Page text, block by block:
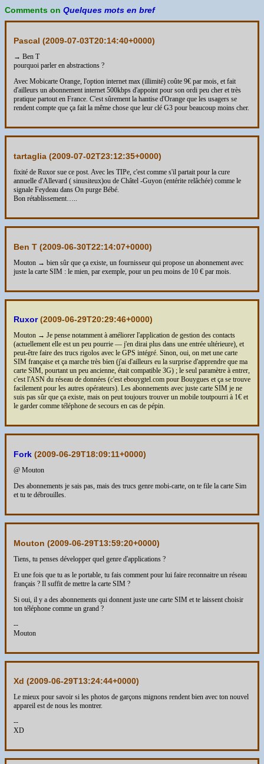
Comments on Quelques mots en bref
Pascal (2009-07-03T20:14:40+0000)
→ Ben T
pourquoi parler en abstractions ?
Avec Mobicarte Orange, l'option internet max (illimité) coûte 9€ par mois, et fait
d'ailleurs un abonnement internet 500kbps d'appoint pour son ordi peu cher et très
pratique partout en France. C'est sûrement la hantise d'Orange que les usagers se
rendent compte que ça fait la même chose que leur clé G3 pour beaucoup moins cher.
tartaglia (2009-07-02T23:12:35+0000)
fixité de Ruxor sue ce post. Avec les TIPe, c'est comme s'il partait pour la cure
annuelle d'Allevard ( sinusiteux)ou de Châtel -Guyon (entérite relâchée) comme le
signale Feydeau dans On purge Bébé.
Bon rétablissement…..
Ben T (2009-06-30T22:14:07+0000)
Mouton → bien sûr que ça existe, un fournisseur qui propose un abonnement avec
juste la carte SIM : le mien, par exemple, pour un peu moins de 10 € par mois.
Ruxor(2009-06-29T20:29:46+0000)
Mouton → Je pense notamment à améliorer l'application de gestion des contacts
(actuellement elle est un peu pourrie — j'en dirai plus dans une entrée ultérieure), et
peut-être faire des trucs rigolos avec le GPS intégré. Sinon, oui, on met une carte
SIM française et ça marche très bien (j'ai d'ailleurs eu la surprise d'apprendre que ma
carte SIM, pourtant un peu ancienne, était compatible 3G) ; le seul paramètre à entrer,
c'est l'ASN du réseau de données (c'est ebouygtel.com pour Bouygues et ça se trouve
facilement pour les autres opérateurs). Les abonnements avec juste carte SIM je ne
suis pas sûr que ça existe, mais on peut toujours trouver un mobile toutpourri à 1€ et
le garder comme téléphone de secours en cas de pépin.
Fork (2009-06-29T18:09:11+0000)
@ Mouton
Des abonnements je sais pas, mais des trucs genre mobi-carte, on te file la carte Sim
et tu te débrouilles.
Mouton (2009-06-29T13:59:20+0000)
Tiens, tu penses développer quel genre d'applications ?
Et une fois que tu as le portable, tu fais comment pour lui faire reconnaitre un réseau
français ? Il suffit de mettre la carte SIM ?
Si oui, il y a des abonnements qui donnent juste une carte SIM et te laissent choisir
ton téléphone comme un grand ?
--
Mouton
Xd (2009-06-29T13:24:44+0000)
Le mieux pour savoir si les photos de garçons mignons rendent bien avec ton nouvel
appareil est de nous les montrer.
--
XD